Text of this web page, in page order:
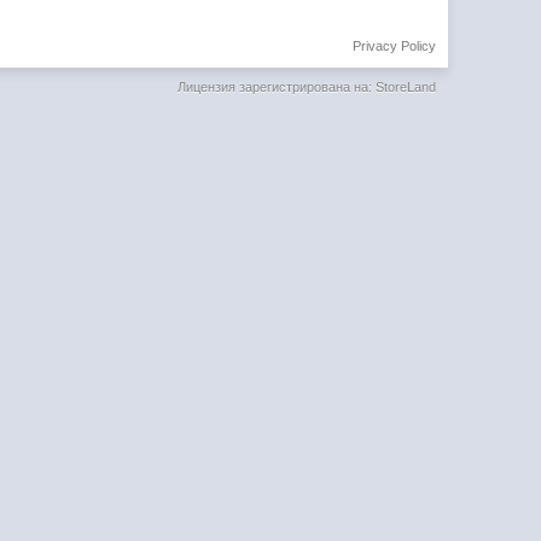
Privacy Policy
Лицензия зарегистрирована на: StoreLand